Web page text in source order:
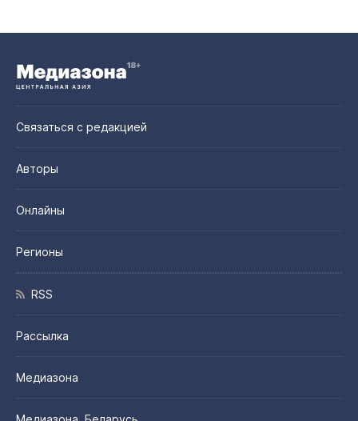
Связаться с редакцией
Авторы
Онлайны
Регионы
RSS
Рассылка
Медиазона